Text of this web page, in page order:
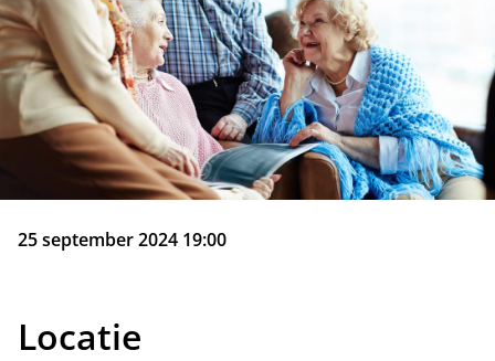
25 september 2024 19:00
Locatie